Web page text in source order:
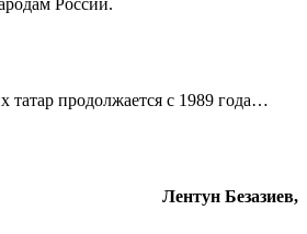
России.
татар продолжается с 1989 года…
Лентун Безазиев,